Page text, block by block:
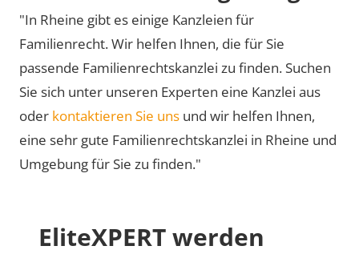
"In Rheine gibt es einige Kanzleien für
Familienrecht. Wir helfen Ihnen, die für Sie
passende Familienrechtskanzlei zu finden. Suchen
Sie sich unter unseren Experten eine Kanzlei aus
oder kontaktieren Sie uns und wir helfen Ihnen,
eine sehr gute Familienrechtskanzlei in Rheine und
Umgebung für Sie zu finden."
EliteXPERT werden